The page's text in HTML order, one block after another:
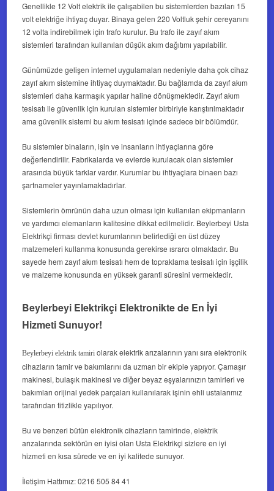
Genellikle 12 Volt elektrik ile çalışabilen bu sistemlerden bazıları 15
volt elektriğe ihtiyaç duyar. Binaya gelen 220 Voltluk şehir cereyanını
12 volta indirebilmek için trafo kurulur. Bu trafo ile zayıf akım
sistemleri tarafından kullanılan düşük akım dağıtımı yapılabilir.
Günümüzde gelişen internet uygulamaları nedeniyle daha çok cihaz
zayıf akım sistemine ihtiyaç duymaktadır. Bu bağlamda da zayıf akım
sistemleri daha karmaşık yapılar haline dönüşmektedir.Zayıf akım
tesisatı ile güvenlik için kurulan sistemler birbiriyle karıştırılmaktadır
ama güvenlik sistemi bu akım tesisatı içinde sadece bir bölümdür.
Bu sistemler binaların, işin ve insanların ihtiyaçlarına göre
değerlendirilir. Fabrikalarda ve evlerde kurulacak olan sistemler
arasında büyük farklar vardır. Kurumlar bu ihtiyaçlara binaen bazı
şartnameler yayınlamaktadırlar.
Sistemlerin ömrünün daha uzun olması için kullanılan ekipmanların
ve yardımcı elemanların kalitesine dikkat edilmelidir. Beylerbeyi Usta
Elektrikçi firması devlet kurumlarının belirlediği en üst düzey
malzemeleri kullanma konusunda gerekirse ısrarcı olmaktadır. Bu
sayede hemzayıf akım tesisatı hem detopraklama tesisatı için işçilik
ve malzeme konusunda en yüksek garanti süresini vermektedir.
Beylerbeyi Elektrikçi Elektronikte de En İyi
Hizmeti Sunuyor!
Beylerbeyi elektrik tamiri olarak elektrik arızalarının yanı sıra elektronik
cihazların tamir ve bakımlarını da uzman bir ekiple yapıyor. Çamaşır
makinesi, bulaşık makinesi ve diğer beyaz eşyalarınızın tamirleri ve
bakımları orijinal yedek parçaları kullanılarak işinin ehli ustalarımız
tarafından titizlikle yapılıyor.
Bu ve benzeri bütün elektronik cihazların tamirinde, elektrik
arızalarında sektörün en iyisi olan Usta Elektrikçi sizlere en iyi
hizmeti en kısa sürede ve en iyi kalitede sunuyor.
İletişim Hattımız: 0216 505 84 41